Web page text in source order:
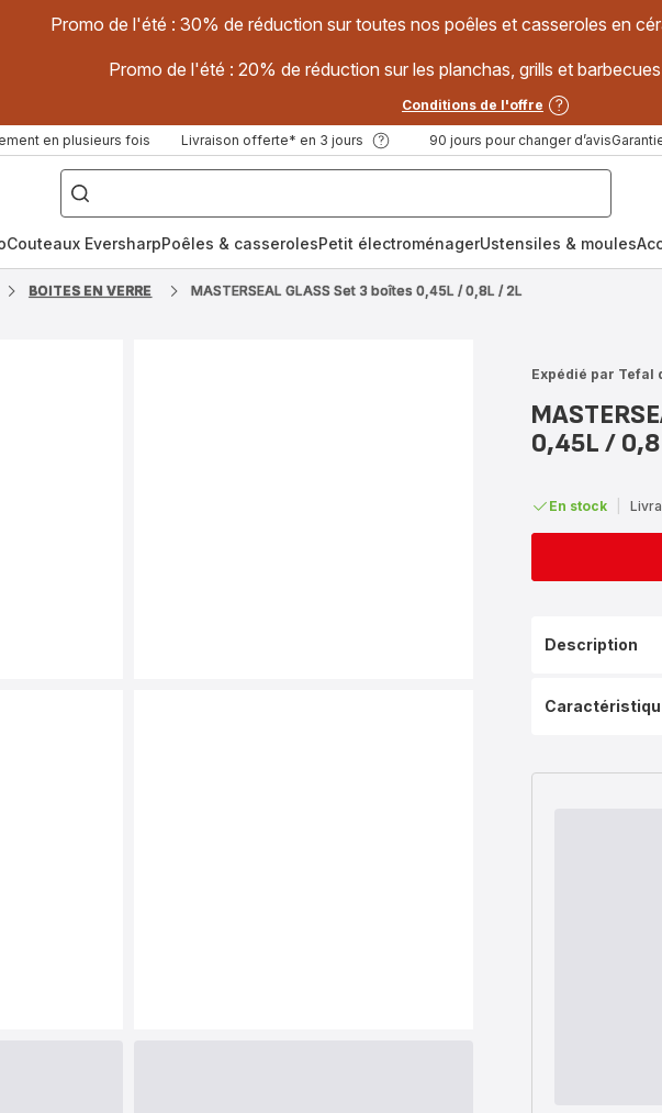
Promo de l'été : 30% de réduction sur toutes nos poêles et casseroles en
Promo de l'été : 20% de réduction sur les planchas, grills et
Conditions de l'offre
en plusieurs fois Livraison offerte* en 3 jours 90 jours pour changer d’avis
["Poêles
inox,
Cake
Factory,
Couteaux EversharpPoêles & casserolesPetit électroménagerUstensiles & moules
BOITES EN VERRE MASTERSEAL GLASS Set 3 boîtes 0,45L / 0,8L / 2L
Expédié par Tefal
0,45L /
En stock
Description